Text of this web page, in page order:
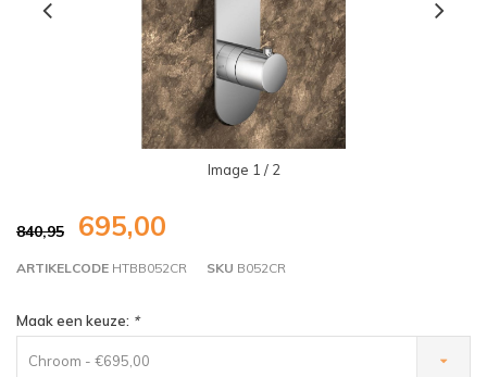
Image 1 / 2
840,95 695,00
ARTIKELCODE HTBB052CR SKU B052CR
Maak een keuze: *
Chroom - €695,00